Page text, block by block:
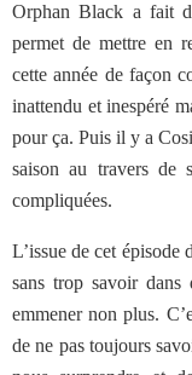
Orphan Black a fait
permet de mettre en
cette année de façon
inattendu et inespéré
pour ça. Puis il y a
saison au travers de
compliquées.
L’issue de cet épisode
sans trop savoir
emmener non plus.
de ne pas toujours